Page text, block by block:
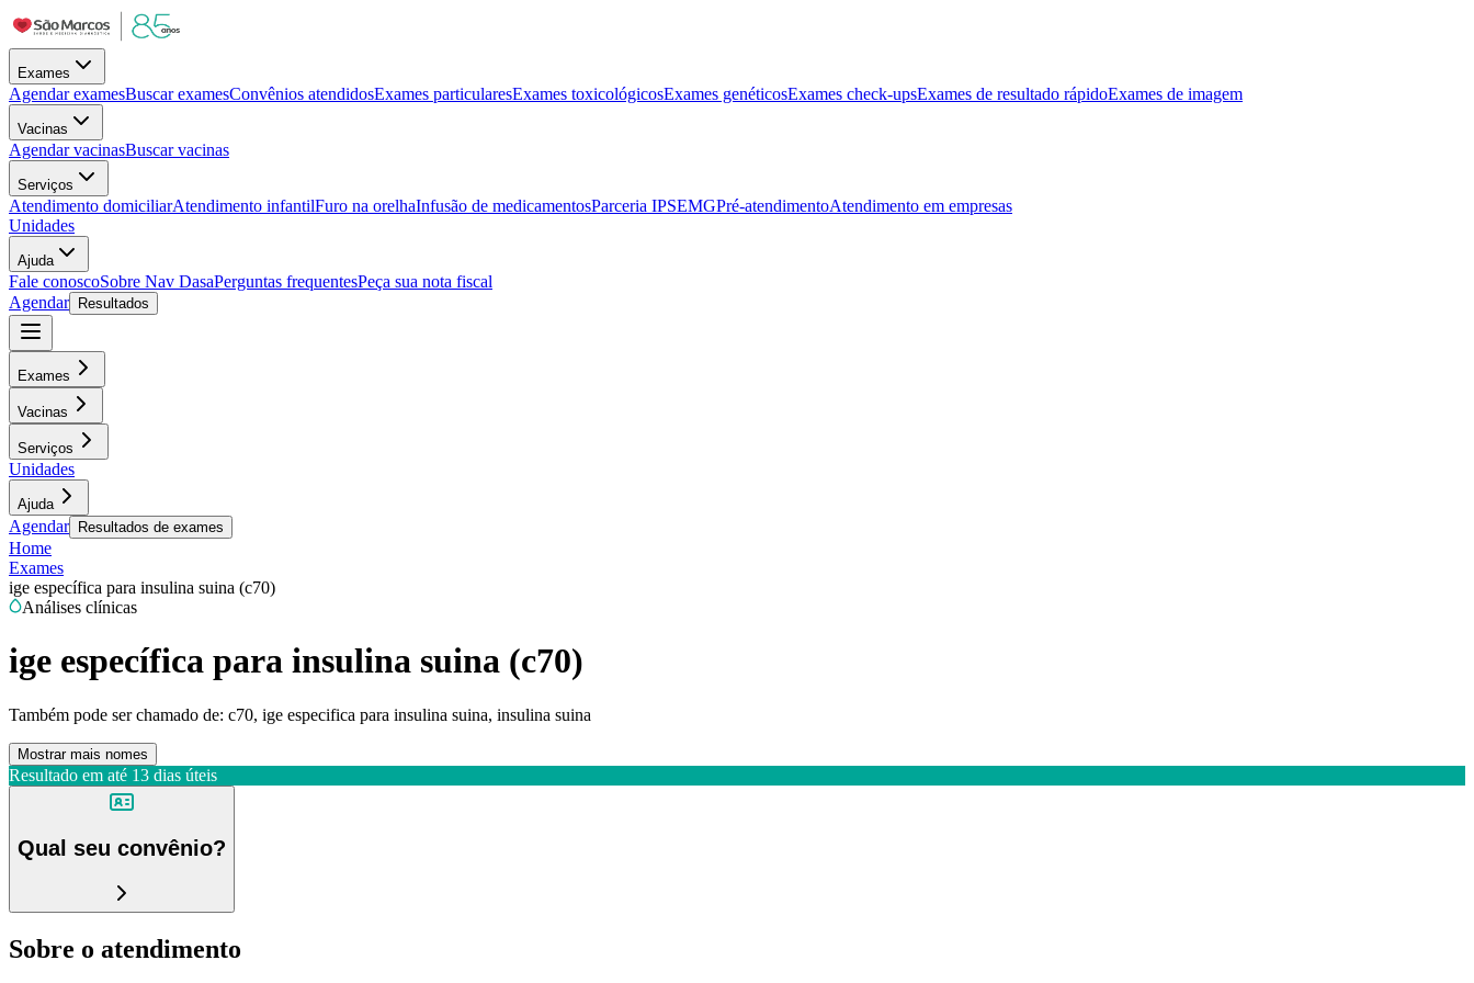
Exames
Agendar examesBuscar examesConvênios atendidosExames particularesExames toxicológicosExames genéticosExames check-upsExames de resultado rápidoExames de imagem
Vacinas
Agendar vacinasBuscar vacinas
Serviços
Atendimento domiciliarAtendimento infantilFuro na orelhaInfusão de medicamentosParceria IPSEMGPré-atendimentoAtendimento em empresas
Unidades
Ajuda
Fale conoscoSobre Nav DasaPerguntas frequentesPeça sua nota fiscal
Agendar
Resultados
Exames
Vacinas
Serviços
Unidades
Ajuda
Agendar Resultados de exames
Home
Exames
ige específica para insulina suina (c70)
Análises clínicas
ige específica para insulina suina (c70)
Também pode ser chamado de: c70, ige especifica para insulina suina, insulina suina
Mostrar mais nomes
Resultado em até 13 dias úteis
Qual seu convênio?
Sobre o atendimento